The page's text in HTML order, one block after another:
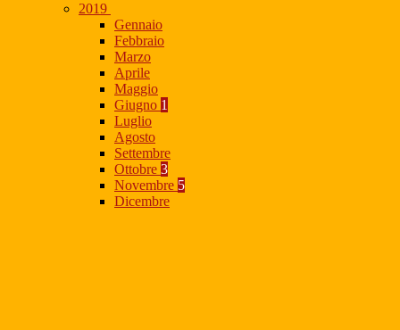
2019
Gennaio
Febbraio
Marzo
Aprile
Maggio
Giugno 1
Luglio
Agosto
Settembre
Ottobre 3
Novembre 5
Dicembre